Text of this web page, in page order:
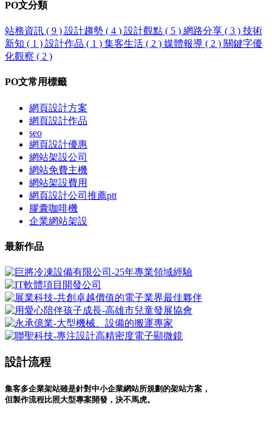
PO文分類
站務資訊 ( 9 ) 設計趨勢 ( 4 ) 設計觀點 ( 5 ) 網路分享 ( 3 ) 技術
新知 ( 1 ) 設計作品 ( 1 ) 集客生活 ( 2 ) 媒體報導 ( 2 ) 關鍵字優
化觀察 ( 2 )
PO文常用標籤
網頁設計方案
網頁設計作品
seo
網頁設計優惠
網站架設公司
網站免費主機
網站架設費用
網頁設計公司推薦ptt
膠囊咖啡機
企業網站架設
最新作品
設計流程
集客多企業架站雖是針對中小企業網站所規劃的架站方案，
但製作流程比照大型專案開發，決不馬虎。